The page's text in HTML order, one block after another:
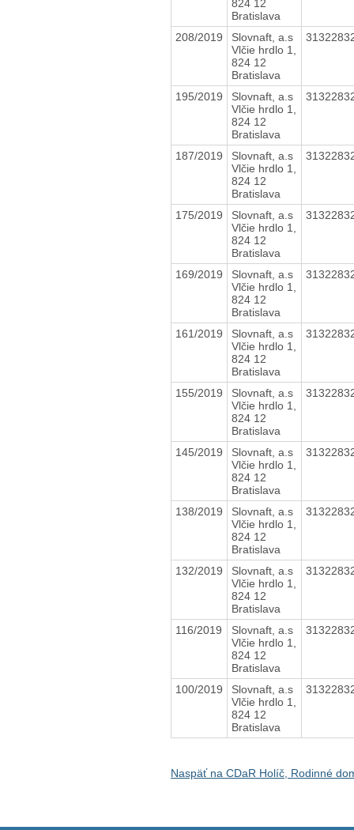
824 12
Bratislava
208/2019
Slovnaft, a.s
Vlčie hrdlo 1,
824 12
Bratislava
195/2019
Slovnaft, a.s
Vlčie hrdlo 1,
824 12
Bratislava
187/2019
Slovnaft, a.s
Vlčie hrdlo 1,
824 12
Bratislava
175/2019
Slovnaft, a.s
Vlčie hrdlo 1,
824 12
Bratislava
169/2019
Slovnaft, a.s
Vlčie hrdlo 1,
824 12
Bratislava
161/2019
Slovnaft, a.s
Vlčie hrdlo 1,
824 12
Bratislava
155/2019
Slovnaft, a.s
Vlčie hrdlo 1,
824 12
Bratislava
145/2019
Slovnaft, a.s
Vlčie hrdlo 1,
824 12
Bratislava
138/2019
Slovnaft, a.s
Vlčie hrdlo 1,
824 12
Bratislava
132/2019
Slovnaft, a.s
Vlčie hrdlo 1,
824 12
Bratislava
116/2019
Slovnaft, a.s
Vlčie hrdlo 1,
824 12
Bratislava
100/2019
Slovnaft, a.s
Vlčie hrdlo 1,
824 12
Bratislava
Naspäť na CDaR Holíč, Rodinné